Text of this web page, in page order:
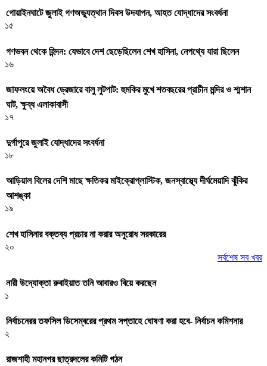
গোয়াইনঘাটে জুলাই গণঅভ্যুত্থান দিবস উদযাপন, আহত যোদ্ধাদের সংবর্ধনা
১৫
গণভবন থেকে হিন্দন: যেভাবে দেশ ছেড়েছিলেন শেখ হাসিনা, নেপথ্যে যারা ছিলেন
১৬
জাফলংয়ে অবৈধ ড্রেজারে বালু লুটপাট: হুমকির মুখে শতবছরের প্রাচীন মন্দির ও শ্মশান
ঘাট, ক্ষুব্ধ এলাকাবাসী
১৭
দুর্গাপুরে জুলাই যোদ্ধাদের সংবর্ধনা
১৮
আড়িয়াল বিলের দেশি মাছে ক্ষতিকর মাইক্রোপ্লাস্টিক, জনস্বাস্থ্যে দীর্ঘমেয়াদি ঝুঁকির
আশঙ্কা
১৯
শেখ হাসিনার বক্তব্য প্রচার না করার অনুরোধ সরকারের
২০
সর্বশেষ সব খবর
নারী উদ্যোক্তা রুবাইয়াত তনি আবারও বিয়ে করছেন
১
নির্বাচনেরর তফসিল ডিসেম্বরের প্রথম সপ্তাহে ঘোষণা করা হবে- নির্বাচন কমিশনার
২
রাজশাহী মহানগর ছাত্রদলের কমিটি গঠন